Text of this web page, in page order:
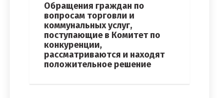
Обращения граждан по
вопросам торговли и
коммунальных услуг,
поступающие в Комитет по
конкуренции,
рассматриваются и находят
положительное решение